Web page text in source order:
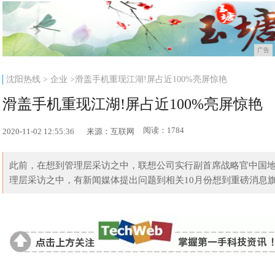
广告
沈阳热线 >企业 >滑盖手机重现江湖!屏占近100%亮屏惊艳
滑盖手机重现江湖!屏占近100%亮屏惊艳
2020-11-02 12:55:36 来源：互联网 阅读：1784
此前，在想到管理层采访之中，联想公司实行副首席战略官中国
理层采访之中，有新闻媒体提出问题到相关10月份想到重磅消息